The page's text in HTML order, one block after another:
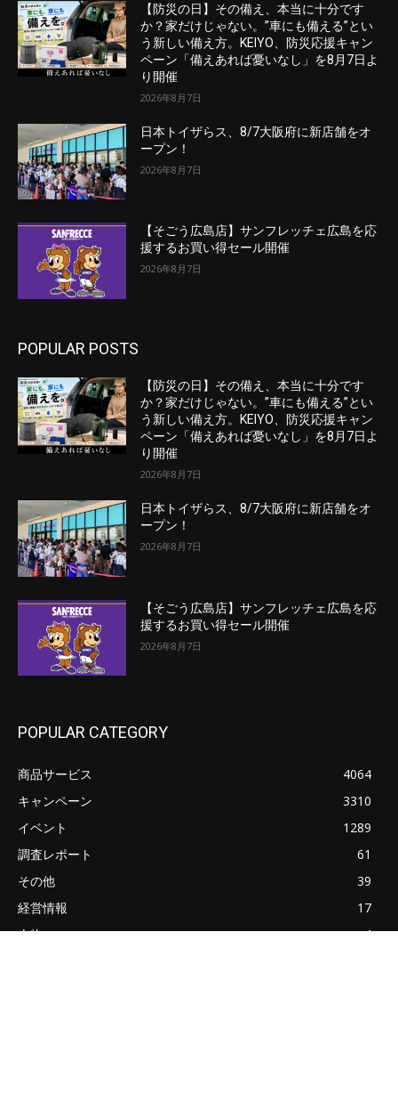
【防災の日】その備え、本当に十分です
か？家だけじゃない。”車にも備える”とい
う新しい備え方。KEIYO、防災応援キャン
ペーン「備えあれば憂いなし」を8月7日よ
り開催
2026年8月7日
日本トイザらス、8/7大阪府に新店舗をオ
ープン！
2026年8月7日
【そごう広島店】サンフレッチェ広島を応
援するお買い得セール開催
2026年8月7日
POPULAR POSTS
【防災の日】その備え、本当に十分です
か？家だけじゃない。”車にも備える”とい
う新しい備え方。KEIYO、防災応援キャン
ペーン「備えあれば憂いなし」を8月7日よ
り開催
2026年8月7日
日本トイザらス、8/7大阪府に新店舗をオ
ープン！
2026年8月7日
【そごう広島店】サンフレッチェ広島を応
援するお買い得セール開催
2026年8月7日
POPULAR CATEGORY
商品サービス
4064
キャンペーン
3310
イベント
1289
調査レポート
61
その他
39
経営情報
17
人物
4